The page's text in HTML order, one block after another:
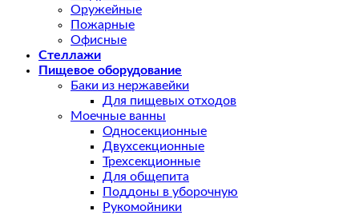
Оружейные
Пожарные
Офисные
Стеллажи
Пищевое оборудование
Баки из нержавейки
Для пищевых отходов
Моечные ванны
Односекционные
Двухсекционные
Трехсекционные
Для общепита
Поддоны в уборочную
Рукомойники